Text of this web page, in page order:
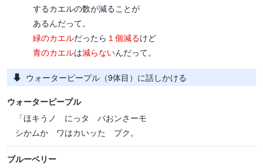
するカエルの数が減ることが
あるんだって。
緑のカエルだったら １個減るけど
青のカエルは減らないんだって。
ウォーターピープル（9体目）に話しかける
ウォーターピープル
「ほキうノ にっタ バおンさーモ
シかムか ワはカいッた プク。
ブルーベリー